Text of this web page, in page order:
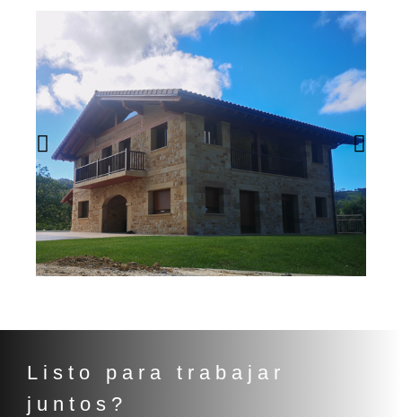
Listo para trabajar
juntos?